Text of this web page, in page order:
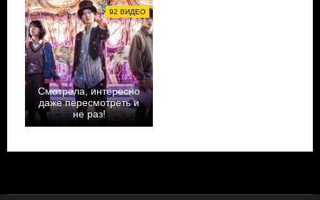
92 ВИДЕО
Смотрела, интересно
даже пересмотреть и
не раз!